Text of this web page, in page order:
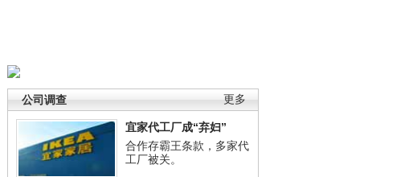
更多
公司调查
宜家代工厂成“弃妇”
合作存霸王条款，多家代
工厂被关。